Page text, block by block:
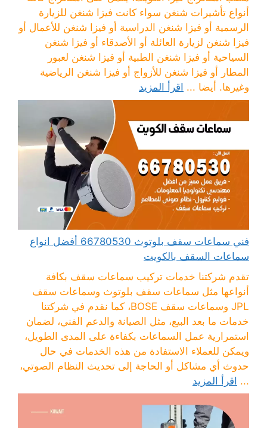
أنواع تأشيرات شنغن سواء كانت فيزا شنغن للزيارة
الرسمية أو فيزا شنغن الدراسية أو فيزا شنغن للأعمال أو
فيزا شنغن لزيارة العائلة أو الأصدقاء أو فيزا شنغن
السياحية أو فيزا شنغن الطبية أو فيزا شنغن لعبور
المطار أو فيزا شنغن للأزواج أو فيزا شنغن الرياضية
وغيرها. أيضا ... اقرأ المزيد
فني سماعات سقف بلوتوث 66780530 أفضل انواع
سماعات السقف بالكويت
تقدم شركتنا خدمات تركيب سماعات سقف بكافة
أنواعها مثل سماعات سقف بلوتوث وسماعات سقف
JPL وسماعات سقف BOSE، كما نقدم في شركتنا
خدمات ما بعد البيع، مثل الصيانة والدعم الفني، لضمان
استمرارية عمل السماعات بكفاءة على المدى الطويل،
ويمكن للعملاء الاستفادة من هذه الخدمات في حال
حدوث أي مشاكل أو الحاجة إلى تحديث النظام الصوتي،
... اقرأ المزيد